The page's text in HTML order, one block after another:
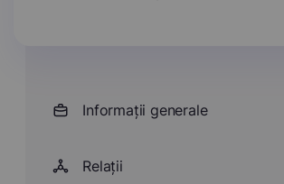
Informații generale
Relații